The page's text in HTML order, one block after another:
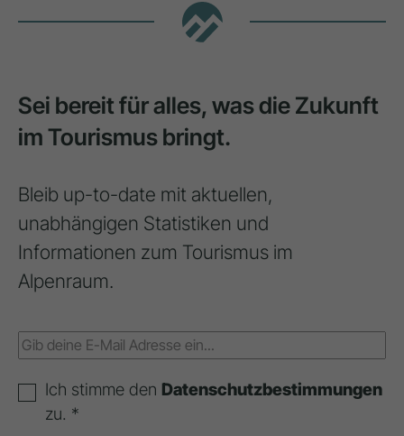
Sei bereit für alles, was die Zukunft
im Tourismus bringt.
Bleib up-to-date mit aktuellen,
unabhängigen Statistiken und
Informationen zum Tourismus im
Alpenraum.
Ich stimme den Datenschutzbestimmungen
zu. *